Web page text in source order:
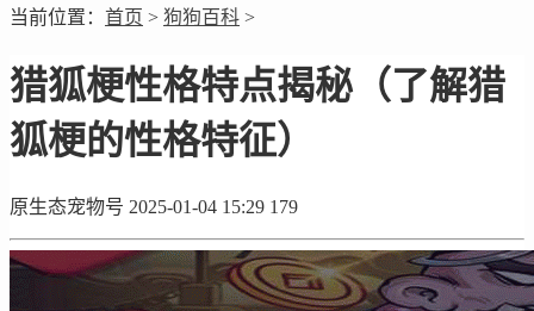
当前位置： 首页 > 狗狗百科 >
猎狐梗性格特点揭秘（了解猎
狐梗的性格特征）
原生态宠物号 2025-01-04 15:29 179